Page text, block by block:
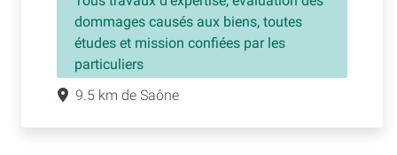
dommages causés aux biens, toutes
études et mission confiées par les
particuliers
9.5 km de Saône